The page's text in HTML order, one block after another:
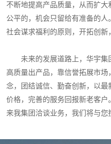
不断地提高产品质量，从而扩
公平的，机会只留给有准备的
社会谋求福利的原则，开拓创新
未来的发展道路上，华宇集
高质量出产品，靠信誉拓展市场
念，团结诚信、勤奋创新，以
价格，完善的服务回报新老客
来我集团洽谈业务，我们将与您